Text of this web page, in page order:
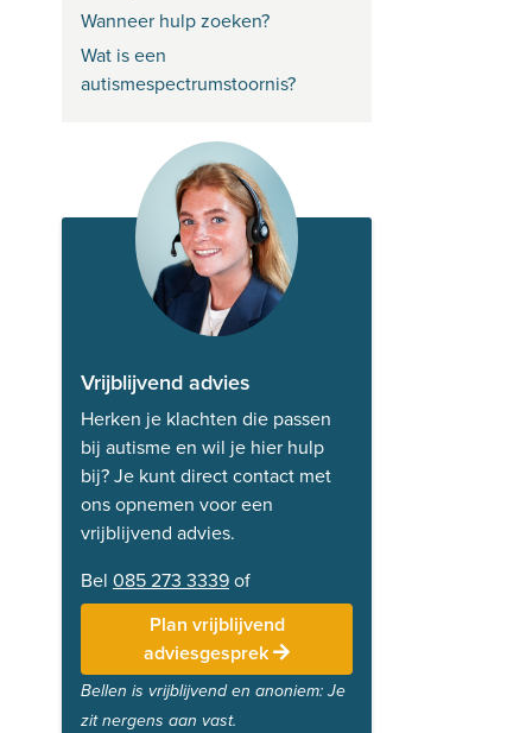
Wanneer hulp zoeken?
Wat is een
autismespectrumstoornis?
Vrijblijvend advies
Herken je klachten die passen
bij autisme en wil je hier hulp
bij? Je kunt direct contact met
ons opnemen voor een
vrijblijvend advies.
Bel 085 273 3339of
Plan vrijblijvend
adviesgesprek
Bellen is vrijblijvend en anoniem: Je
zit nergens aan vast.